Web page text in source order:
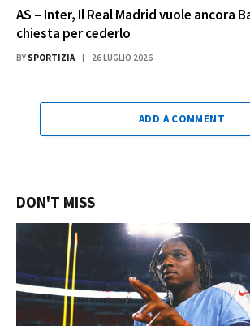
AS – Inter, Il Real Madrid vuole ancora
chiesta per cederlo
BY SPORTIZIA 26 LUGLIO 2026
ADD A COMMENT
DON'T MISS